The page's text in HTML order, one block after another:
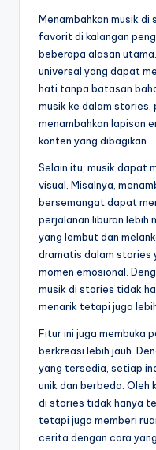
Menambahkan musik
favorit di kalangan
beberapa alasan
universal yang dapat
hati tanpa batasan
musik ke dalam stories,
menambahkan lapisan
konten yang dibagikan.
Selain itu, musik dapat
visual. Misalnya,
bersemangat dapat
perjalanan liburan lebih
yang lembut dan
dramatis dalam stories
momen emosional.
musik di stories tidak
menarik tetapi juga
Fitur ini juga membuka
berkreasi lebih jauh.
yang tersedia, setiap
unik dan berbeda. Oleh
di stories tidak hanya
tetapi juga memberi
cerita dengan cara